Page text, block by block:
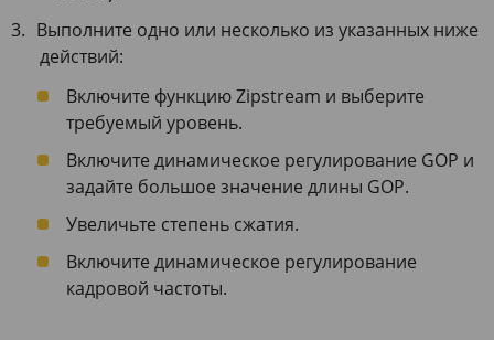
Выполните одно или несколько из указанных ниже
действий:
Включите функцию Zipstream и выберите
требуемый уровень.
Включите динамическое регулирование GOP и
задайте большое значение длины GOP.
Увеличьте степень сжатия.
Включите динамическое регулирование
кадровой частоты.